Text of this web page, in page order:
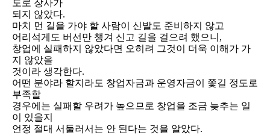
도로 장사가
되지 않았다.
마치 먼 길을 가야 할 사람이 신발도 준비하지 않고
어리석게도 버선만 챙겨 신고 길을 걸으려 했으니,
창업에 실패하지 않았다면 오히려 그것이 더욱 이해가 가
지 않았을
것이라 생각한다.
어떤 분야라 할지라도 창업자금과 운영자금이 쫓길 정도로
부족할
경우에는 실패할 우려가 높으므로 창업을 조금 늦추는 일
이 있을지
언정 절대 서둘러서는 안 된다는 것을 알았다.